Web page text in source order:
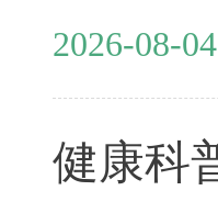
2026-08-04